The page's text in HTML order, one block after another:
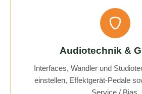
Audiotechnik &
Interfaces, Wandler und
einstellen, Effektgerät-Pedale
Service / Bias.